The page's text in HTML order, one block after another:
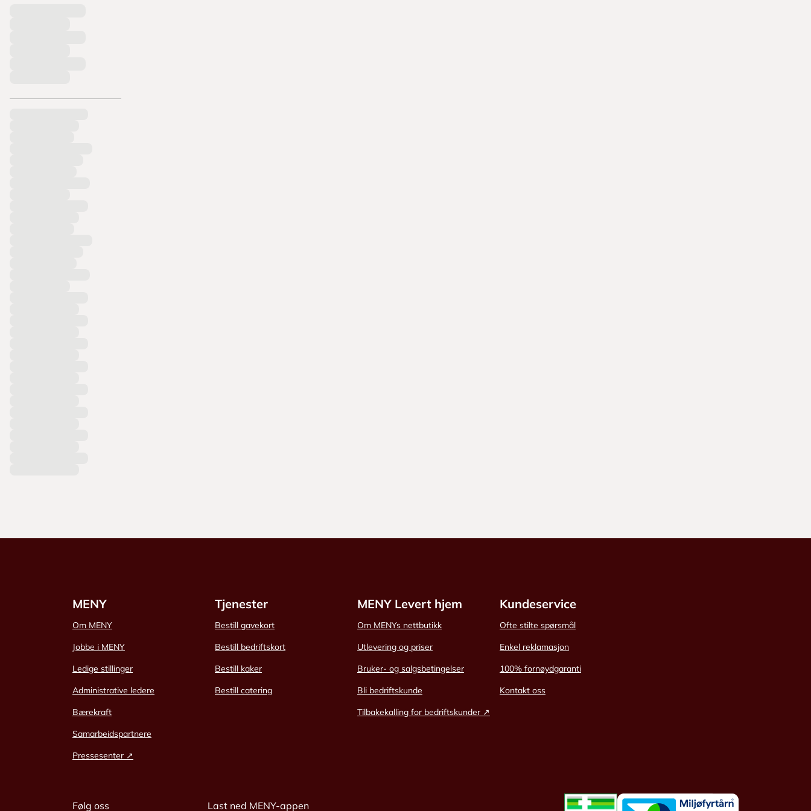
MENY
Om MENY
Jobbe i MENY
Ledige stillinger
Administrative ledere
Bærekraft
Samarbeidspartnere
Pressesenter ↗
Tjenester
Bestill gavekort
Bestill bedriftskort
Bestill kaker
Bestill catering
MENY Levert hjem
Om MENYs nettbutikk
Utlevering og priser
Bruker- og salgsbetingelser
Bli bedriftskunde
Tilbakekalling for bedriftskunder ↗
Kundeservice
Ofte stilte spørsmål
Enkel reklamasjon
100% fornøydgaranti
Kontakt oss
Følg oss Last ned MENY-appen